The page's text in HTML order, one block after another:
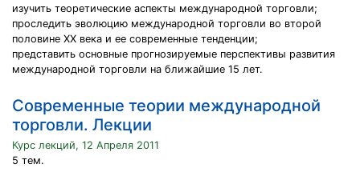
изучить теоретические аспекты международной торговли;
проследить эволюцию международной торговли во второй
половине XX века и ее современные тенденции;
представить основные прогнозируемые перспективы развития
международной торговли на ближайшие 15 лет.
Современные теории международной
торговли. Лекции
Курс лекций, 12 Апреля 2011
5 тем.